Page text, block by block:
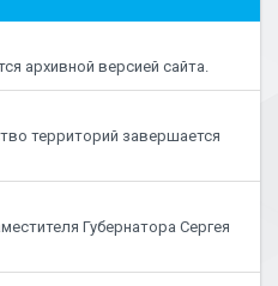
архивной версией сайта.
территорий завершается
Губернатора Сергея